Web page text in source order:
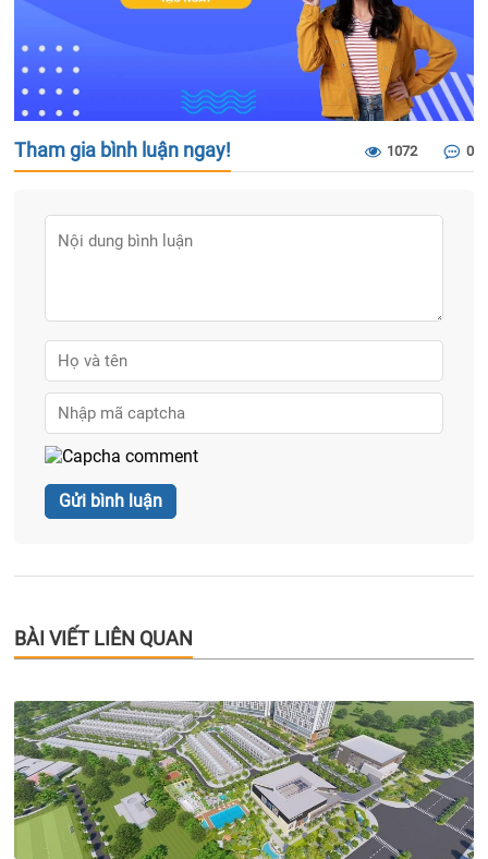
Tham gia bình luận ngay! 1072 0
BÀI VIẾT LIÊN QUAN